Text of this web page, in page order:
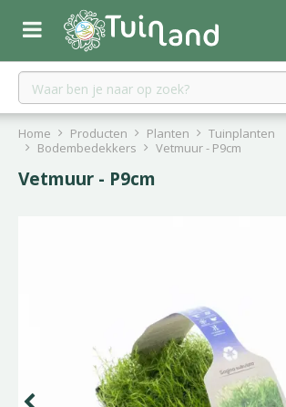
r
Home Producten Planten
Tuinplanten
Bodembedekkers
Vetmuur - P9cm
Vetmuur - P9cm